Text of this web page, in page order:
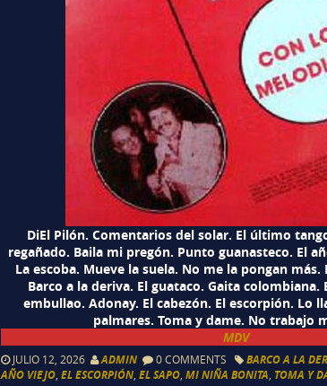
DiEl Pilón. Comentarios del solar. El último
regañado. Baila mi pregón. Punto guanasteco. El
La escoba. Mueve la suela. No me la pongan más.
Barco a la deriva. El guataco. Gaita colombiana.
embullao. Adonay. El cabezón. El escorpión. Lo
palmares. Toma y dame. No trabajo
MDV
JULIO 12, 2026 ADMIN 0 COMMENTS BARCO A LA
AÑO VIEJO ,EL ESCORPIÓN ,EL SAPO ,MI NIÑA BONITA TOMA Y